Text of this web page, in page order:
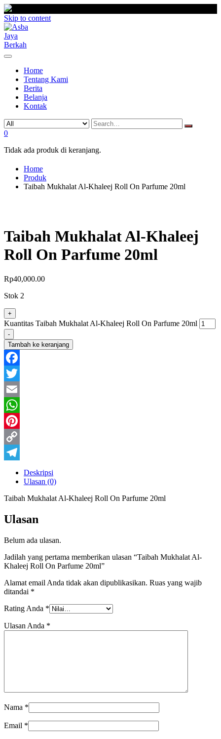
Skip to content
Home
Tentang Kami
Berita
Belanja
Kontak
0
Tidak ada produk di keranjang.
Home
Produk
Taibah Mukhalat Al-Khaleej Roll On Parfume 20ml
Taibah Mukhalat Al-Khaleej
Roll On Parfume 20ml
Rp40,000.00
Stok 2
+
Kuantitas Taibah Mukhalat Al-Khaleej Roll On Parfume 20ml
-
Tambah ke keranjang
Facebook
Twitter
Email
WhatsApp
Pinterest
Copy
Telegram
Deskripsi
Ulasan (0)
Taibah Mukhalat Al-Khaleej Roll On Parfume 20ml
Ulasan
Belum ada ulasan.
Jadilah yang pertama memberikan ulasan “Taibah Mukhalat Al-
Khaleej Roll On Parfume 20ml”
Alamat email Anda tidak akan dipublikasikan. Ruas yang wajib
ditandai *
Rating Anda *
Ulasan Anda *
Nama *
Email *